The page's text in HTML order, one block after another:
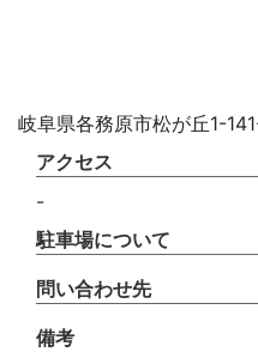
岐阜県各務原市松が丘1-
アクセス
-
駐車場について
問い合わせ先
備考